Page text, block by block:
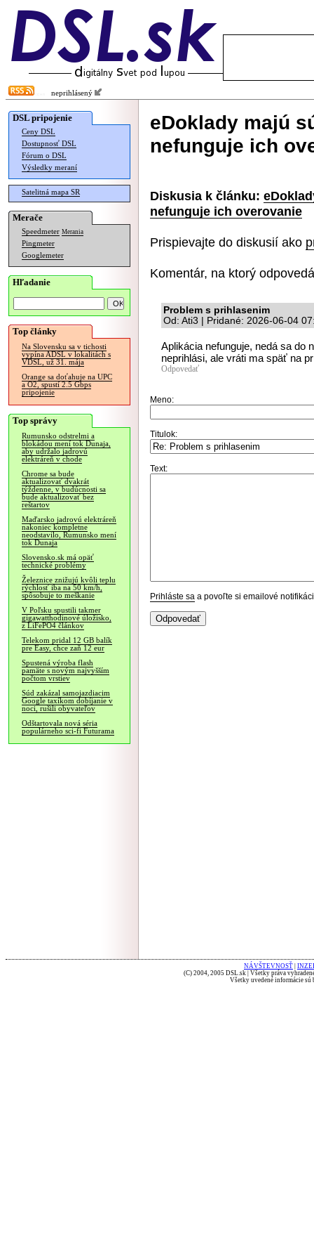
neprihlásený
DSL pripojenie
Ceny DSL
Dostupnosť DSL
Fórum o DSL
Výsledky meraní
Satelitná mapa SR
Merače
Speedmeter Merania
Pingmeter
Googlemeter
Hľadanie
Top články
Na Slovensku sa v tichosti
vypína ADSL v lokalitách s
VDSL, už 31. mája
Orange sa doťahuje na UPC
a O2, spustí 2.5 Gbps
pripojenie
Top správy
Rumunsko odstrelmi a
blokádou mení tok Dunaja,
aby udržalo jadrovú
elektráreň v chode
Chrome sa bude
aktualizovať dvakrát
týždenne, v budúcnosti sa
bude aktualizovať bez
reštartov
Maďarsko jadrovú elektráreň
nakoniec kompletne
neodstavilo, Rumunsko mení
tok Dunaja
Slovensko.sk má opäť
technické problémy
Železnice znižujú kvôli teplu
rýchlosť iba na 50 km/h,
spôsobuje to meškanie
V Poľsku spustili takmer
gigawatthodinové úložisko,
z LiFePO4 článkov
Telekom pridal 12 GB balík
pre Easy, chce zaň 12 eur
Spustená výroba flash
pamäte s novým najvyšším
počtom vrstiev
Súd zakázal samojazdiacim
Google taxíkom dobíjanie v
noci, rušili obyvateľov
Odštartovala nová séria
populárneho sci-fi Futurama
eDoklady majú
nefunguje ich
Diskusia k článku:
nefunguje ich overovanie
Prispievajte do diskusií ako
Komentár, na ktorý
Problem s prihlasenim
Od: Ati3 | Pridané: 2026-06-04
Aplikácia nefunguje, nedá sa do
neprihlási, ale vráti ma späť na
Odpovedať
Meno:
Titulok:
Text:
Prihláste sa a povoľte si emailové
NÁVŠTEVNOSŤ
(C) 2004, 2005 DSL.sk | Všetky práva
Všetky uvedené informácie sú